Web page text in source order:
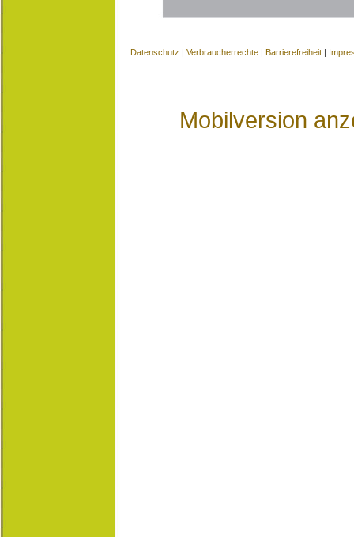
Datenschutz | Verbraucherrechte | Barrierefreiheit |
Mobilversion